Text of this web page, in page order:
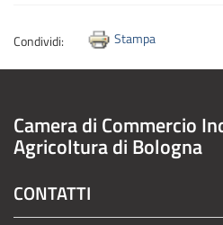
Condividi: Stampa
Camera di Commercio
Agricoltura di Bologna
CONTATTI